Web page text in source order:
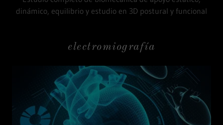
dinámico, equilibrio y estudio en 3D postural y funcional
electromiografía